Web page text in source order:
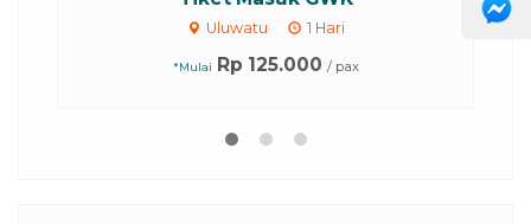
Uluwatu 1 Hari
Rp 125.000 / pax